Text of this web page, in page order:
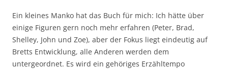
Ein kleines Manko hat das Buch für mich: Ich hätte über
einige Figuren gern noch mehr erfahren (Peter, Brad,
Shelley, John und Zoe), aber der Fokus liegt eindeutig auf
Bretts Entwicklung, alle Anderen werden dem
untergeordnet. Es wird ein gehöriges Erzähltempo